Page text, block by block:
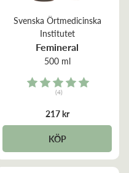
Svenska Örtmedicinska
Institutet
Femineral
500 ml
Rating:
(4)
217 kr
KÖP